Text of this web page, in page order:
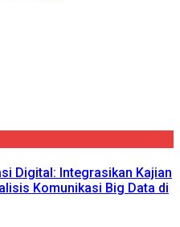
Digital: Integrasikan Kajian
Komunikasi Big Data di